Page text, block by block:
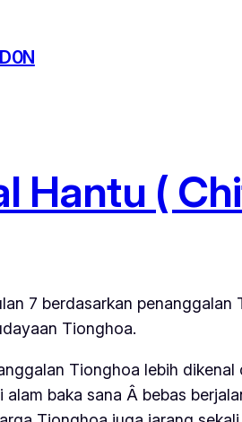
Hantu (
7 berdasarkan
Tionghoa.
Tionghoa lebih
baka sana Â bebas